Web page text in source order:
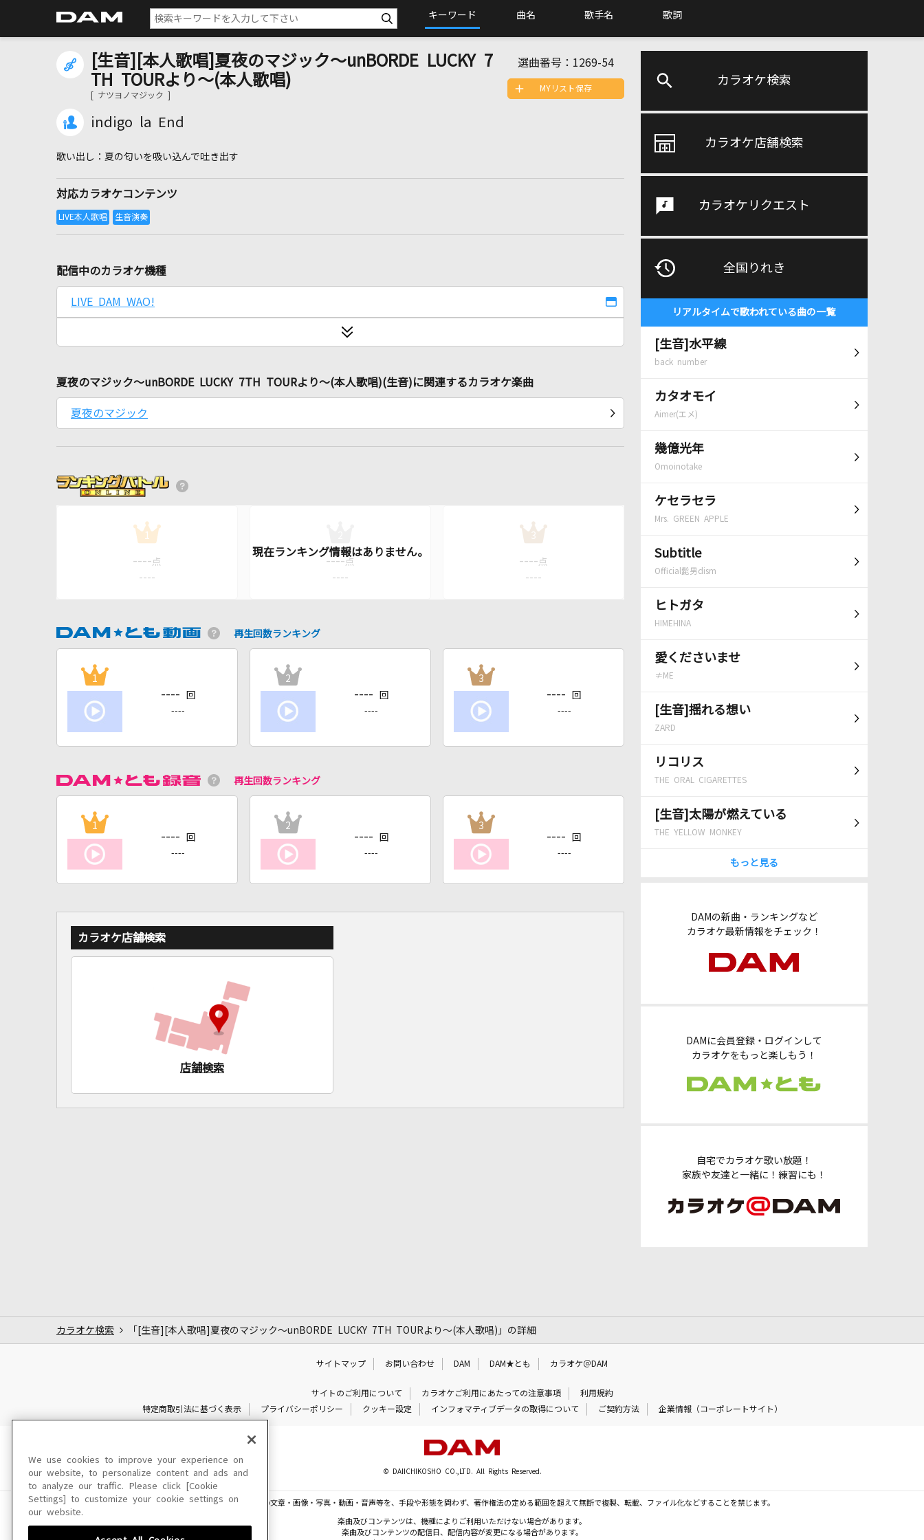
キーワード 曲名 歌手名 歌詞
カラオケ検索
カラオケ店舗検索
カラオケリクエスト
全国りれき
リアルタイムで歌われている曲の一覧
[生音]水平線
back number
カタオモイ
Aimer(エメ)
幾億光年
Omoinotake
ケセラセラ
Mrs. GREEN APPLE
Subtitle
Official髭男dism
ヒトガタ
HIMEHINA
愛くださいませ
≠ME
[生音]揺れる想い
ZARD
リコリス
THE ORAL CIGARETTES
[生音]太陽が燃えている
THE YELLOW MONKEY
もっと見る
DAMの新曲・ランキングなど
カラオケ最新情報をチェック！
DAMに会員登録・ログインして
カラオケをもっと楽しもう！
自宅でカラオケ歌い放題！
家族や友達と一緒に！練習にも！
[生音][本人歌唱]夏夜のマジック～unBORDE LUCKY 7
TH TOURより～(本人歌唱)
[ ナツヨノマジック ]
indigo la End
選曲番号： 1269-54
夏の匂いを吸い込んで吐き出す
対応カラオケコンテンツ
MYリスト保存
配信中のカラオケ機種
LIVE DAM WAO!
夏夜のマジック～unBORDE LUCKY 7TH TOURより～(本人歌唱)(生音)に関連するカラオケ楽曲
夏夜のマジック
1
---- 点
----
---- 点
----
3
---- 点
----
再生回数ランキング
1
---- 回
----
2
---- 回
----
3
---- 回
----
再生回数ランキング
1
---- 回
----
2
---- 回
----
3
---- 回
----
カラオケ店舗検索
店舗検索
カラオケ検索 「[生音][本人歌唱]夏夜のマジック～unBORDE LUCKY 7TH TOURより～(本人歌唱)」の詳細
サイトマップ お問い合わせ DAM DAM★とも カラオケ＠DAM
サイトのご利用について カラオケご利用にあたっての注意事項
利用規約
特定商取引法に基づく表示
プライバシーポリシー クッキー設定 インフォマティブデータの取得について ご契約方法 企業情報（コーポレートサイト）
© DAIICHIKOSHO CO.,LTD. All Rights Reserved.
このサイトに掲載されている一切の文章・画像・写真・動画・音声等を、手段や形態を問わず、著作権法の定める範囲を超えて無断で複製、転載、ファイル化などすることを禁じます。
楽曲及びコンテンツは、機種によりご利用いただけない場合があります。
楽曲及びコンテンツの配信日、配信内容が変更になる場合があります。
We use cookies to improve your experience on
our website, to personalize content and ads and
to analyze our traffic. Please click [Cookie
Settings] to customize your cookie settings on
our website.